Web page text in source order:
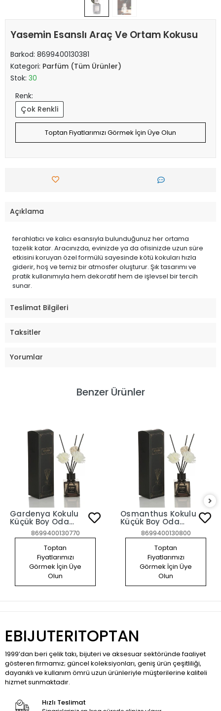
Yasemin Esanslı Araç Ve Ortam Kokusu
Barkod: 8699400130381
Kategori: Parfüm (Tüm Ürünler)
Stok: 30
Renk:
Çok Renkli
Toptan Fiyatlarımızı Görmek İçin Üye Olun
Açıklama
ferahlatıcı ve kalıcı esansıyla bulunduğunuz her ortama
tazelik katar. Aracınızda, evinizde ya da ofisinizde uzun süre
etkisini koruyan özel formülü sayesinde kötü kokuları hızla
giderir, hoş ve temiz bir atmosfer oluşturur. Şık tasarımı ve
pratik kullanımıyla hem dekoratif hem de işlevsel bir tercih
sunar.
Teslimat Bilgileri
Taksitler
Yorumlar
Benzer Ürünler
Gardenya Kokulu
Küçük Boy Oda
Kokusu8699400130770
Toptan
Fiyatlarımızı
Görmek İçin Üye
Olun
Osmanthus Kokulu
Küçük Boy Oda
Kokusu8699400130800
Toptan
Fiyatlarımızı
Görmek İçin Üye
Olun
EBIJUTERITOPTAN
1999’dan beri çelik takı, bijuteri ve aksesuar sektöründe faaliyet
gösteren firmamız; güncel koleksiyonları, geniş ürün çeşitliliği,
dayanıklı ve kullanım ömrü uzun ürünleriyle müşterilerine kaliteli
hizmet sunmaktadır.
Hızlı Teslimat